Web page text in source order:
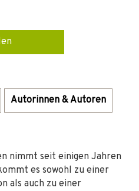
Autorinnen & Autoren
nimmt seit einigen Jahren
es sowohl zu einer
als auch zu einer